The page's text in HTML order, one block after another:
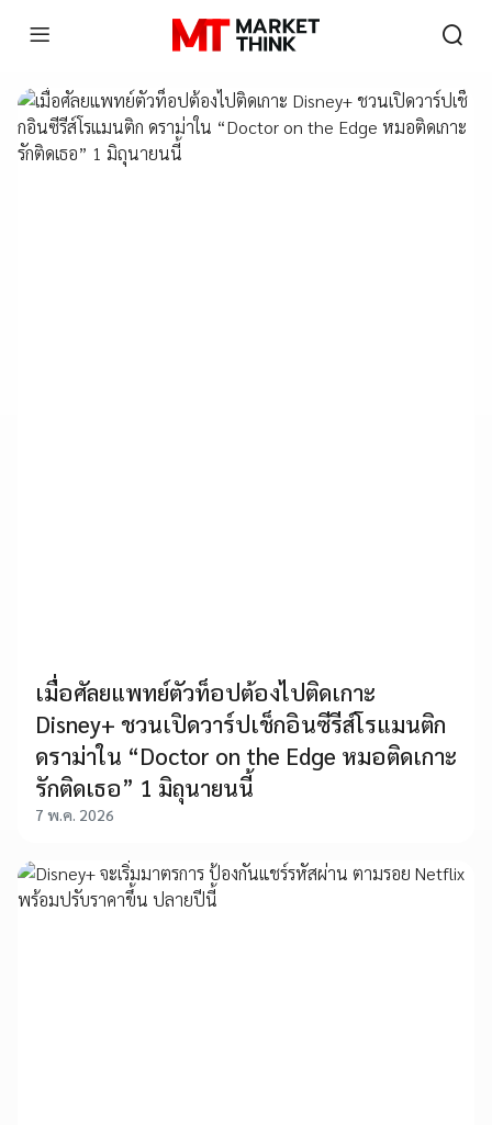
เมื่อศัลยแพทย์ตัวท็อปต้องไปติดเกาะ
Disney+ ชวนเปิดวาร์ปเช็กอินซีรีส์โรแมนติก
ดราม่าใน “Doctor on the Edge หมอติดเกาะ
รักติดเธอ” 1 มิถุนายนนี้
7 พ.ค. 2026